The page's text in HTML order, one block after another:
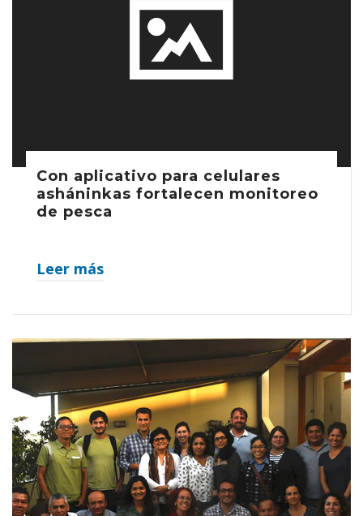
Con aplicativo para celulares
asháninkas fortalecen monitoreo
de pesca
Leer más